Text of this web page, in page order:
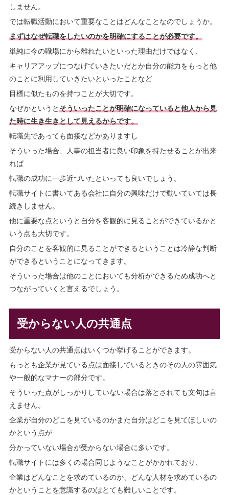
しません。
では転職活動において重要なことはどんなことなのでしょうか。
まずはなぜ転職をしたいのかを明確にすることが必要です。
単純に今の職場にから離れたいといった理由だけではなく、
キャリアアップにつなげていきたいだとか自分の能力をもっと他
のことに利用していきたいといったことなど
目標に似たものを持つことが大切です。
なぜかというと そういったことが明確になっていると他人から見
た時に生き生きとして見えるからです。
転職先であっても面接などがありますし
そういった場合、人事の担当者に良い印象を持たせることが出来
れば
転職の成功に一歩近づいたといっても良いでしょう。
転職サイトに書いてある会社に自分の興味だけで動いていては長
続きしません。
他に重要な点というと自分を客観的に見ることができているかと
いう点も大切です。
自分のことを客観的に見ることができるということは冷静な判断
ができるということになってきます。
そういった場合は他のことにおいても分析ができるため成功へと
つながっていくと言えるでしょう。
受からない人の共通点
受からない人の共通点はいくつか挙げることができます。
もっとも企業が見ている点は面接しているときのその人の雰囲気
や一般的なマナーの部分です。
そういった点がしっかりしていない場合は落とされても文句は言
えません。
企業が自分のどこを見ているのかまた自分はどこを見てほしいの
かという点が
分かっていない場合が受からない場合に多いです。
転職サイトには多くの場合同じようなことがかかれており、
企業はどんなことを求めているのか、どんな人材を求めているの
かということを意識するのはとても難しいことです。